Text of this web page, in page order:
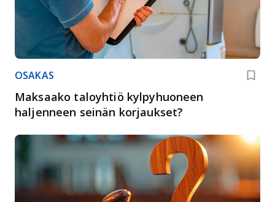
OSAKAS
Maksaako taloyhtiö kylpyhuoneen
haljenneen seinän korjaukset?